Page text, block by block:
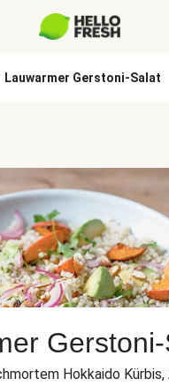
Lauwarmer Gerstoni-Salat
Hokkaido Kürbis,